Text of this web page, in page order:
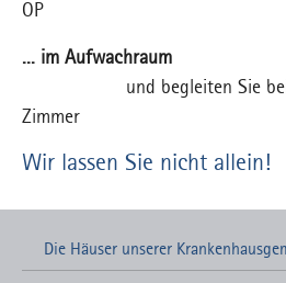
OP
... im Aufwachraum
und begleiten Sie bei
Zimmer
Wir lassen Sie nicht allein!
Die Häuser unserer